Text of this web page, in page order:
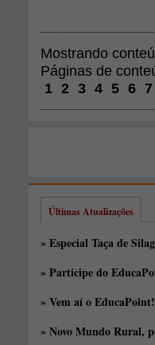
Mostrando
Páginas de
1 2 3 4 5 6 7
Últimas Atualizações
» Especial Taça de
» Participe do
» Vem aí o EducaPoint!
» Novo Mundo Rural,